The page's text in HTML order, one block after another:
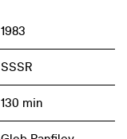
1983
SSSR
130 min